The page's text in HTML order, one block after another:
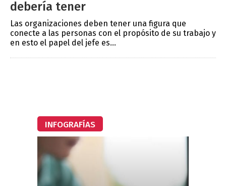
debería tener
Las organizaciones deben tener una figura que
conecte a las personas con el propósito de su trabajo y
en esto el papel del jefe es...
INFOGRAFÍAS